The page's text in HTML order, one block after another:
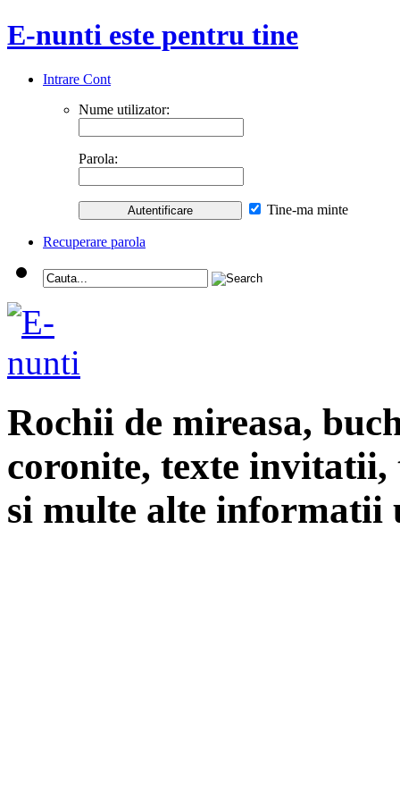
E-nunti este pentru tine
Intrare Cont
Nume utilizator:
Parola:
Tine-ma minte
Recuperare parola
Rochii de mireasa,
coronite, texte
si multe alte informatii